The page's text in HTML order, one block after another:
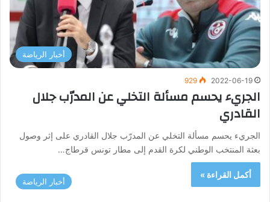
أخبار الرياضة
2022-06-19
929
الجريء يحسم مسألة التخلي عن المدرّب جلال
القادري
الجريء يحسم مسألة التخلي عن المدرّب جلال القادري على إثر وصول
بعثة المنتخب الوطني لكرة القدم إلى مطار تونس قرطاج…
أكمل القراءة »
أخبار الرياضة